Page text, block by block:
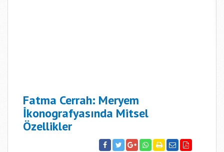
Fatma Cerrah: Meryem
İkonografyasında Mitsel
Özellikler